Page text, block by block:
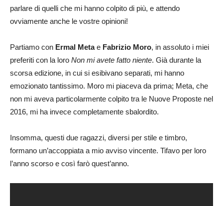
parlare di quelli che mi hanno colpito di più, e attendo
ovviamente anche le vostre opinioni!
Partiamo con Ermal Metae Fabrizio Moro, in assoluto i miei
preferiti con la loro Non mi avete fatto niente. Già durante la
scorsa edizione, in cui si esibivano separati, mi hanno
emozionato tantissimo. Moro mi piaceva da prima; Meta, che
non mi aveva particolarmente colpito tra le Nuove Proposte nel
2016, mi ha invece completamente sbalordito.
Insomma, questi due ragazzi, diversi per stile e timbro,
formano un’accoppiata a mio avviso vincente. Tifavo per loro
l’anno scorso e così farò quest’anno.